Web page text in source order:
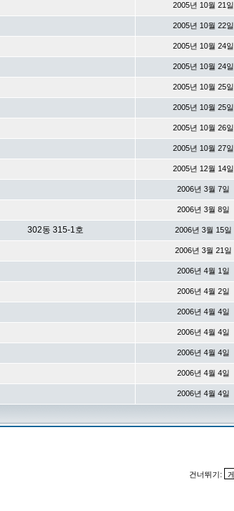
2005년 10월 21일
2005년 10월 22일
2005년 10월 24일
2005년 10월 24일
2005년 10월 25일
2005년 10월 25일
2005년 10월 26일
2005년 10월 27일
2005년 12월 14일
2006년 3월 7일
2006년 3월 8일
302동 315-1호 2006년 3월 15일
2006년 3월 21일
2006년 4월 1일
2006년 4월 2일
2006년 4월 4일
2006년 4월 4일
2006년 4월 4일
2006년 4월 4일
2006년 4월 4일
건너뛰기: